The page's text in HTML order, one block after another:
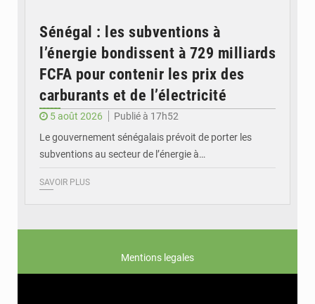
Sénégal : les subventions à
l’énergie bondissent à 729 milliards
FCFA pour contenir les prix des
carburants et de l’électricité
5 août 2026
Publié à 17h52
Le gouvernement sénégalais prévoit de porter les
subventions au secteur de l’énergie à…
SAVOIR PLUS
Mentions legales